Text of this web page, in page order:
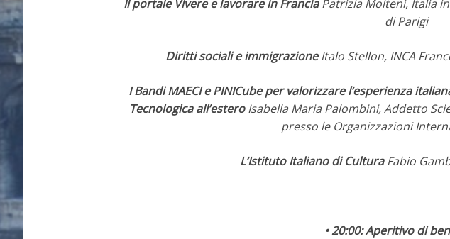
Il portale Vivere e lavorare in FranciaPatrizia Molteni, Italia
di Parigi
Diritti sociali e immigrazioneItalo Stellon, INCA
I Bandi MAECI e PINICube per valorizzare l’esperienza
Tecnologica all’esteroIsabella Maria Palombini, Addetto
presso le Organizzazioni
L’Istituto Italiano di CulturaFabio
• 20:00: Aperitivo di